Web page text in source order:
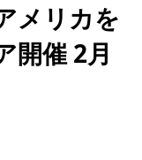
メリカを
開催 2月